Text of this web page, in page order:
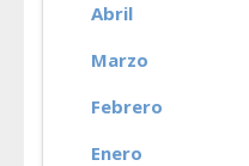
Abril
Marzo
Febrero
Enero